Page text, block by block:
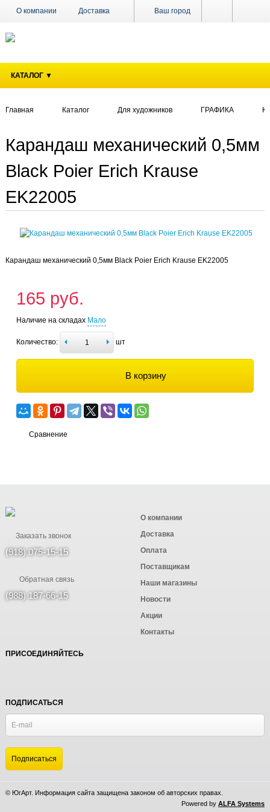
Ваш город
О компании Доставка
Акции
КАТАЛОГ ▼
Главная Каталог Для художников ГРАФИКА
Карандаш механический 0,5мм
Black Poier Erich Krause
EK22005
Карандаш механический 0,5мм Black Poier Erich Krause EK22005
165 руб.
Наличие на складах Мало
Количество: шт
В корзину
Сравнение
Заказать звонок
(918) 075-15-15
Обратная связь
(988) 187-66-15
О компании
Доставка
Оплата
Поставщикам
Наши магазины
Новости
Акции
Контакты
ПРИСОЕДИНЯЙТЕСЬ
ПОДПИСАТЬСЯ
© ЮгАрт. Информация сайта защищена законом об авторских правах.
Powered by ALFA Systems